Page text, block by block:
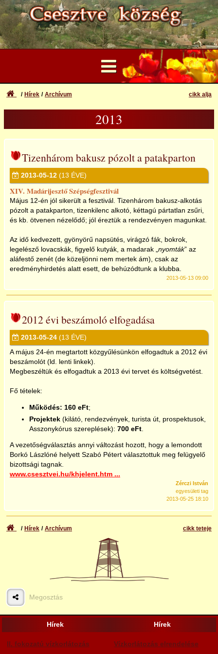
...
2014
2015
2016
2018
2020
2021
2022
2023
2024
Felhasználói Fiók
Elfelejtett azonosító vagy jelszó
Regisztráció
cikk alja
Hírek Archívum
2013
Tizenhárom bakusz pózolt a patakparton
2013-05-12 (13 ÉVE)
XIV. Madárijesztő Szépségfesztivál
Május 12-én jól sikerült a fesztivál. Tizenhárom bakusz-alkotás
pózolt a patakparton, tizenkilenc alkotó, kéttagú pártatlan zsűri,
és kb. ötvenen nézelődő; jól éreztük a rendezvényen magunkat.
Az idő kedvezett, gyönyörű napsütés, virágzó fák, bokrok,
legelésző lovacskák, figyelő kutyák, a madarak „nyomták” az
aláfestő zenét (de közeljönni nem mertek ám), csak az
eredményhirdetés alatt esett, de behúzódtunk a klubba.
2013-05-13 09:00
2012 évi beszámoló elfogadása
2013-05-24 (13 ÉVE)
A május 24-én megtartott közgyűlésünkön elfogadtuk a 2012 évi
beszámolót (ld. lenti linkek).
Megbeszéltük és elfogadtuk a 2013 évi tervet és költségvetést.
Fő tételek:
Működés: 160 eFt;
Projektek (kilátó, rendezvények, turista út, prospektusok,
Asszonykórus szereplések): 700 eFt
A vezetőségválasztás annyi változást hozott, hogy a lemondott
Borkó Lászlóné helyett Szabó Pétert választottuk meg felügyelő
bizottsági tagnak.
www.csesztvei.hu/khjelent.htm ...
Zérczi István
egyesületi tag
2013-05-25 18:10
cikk teteje
Hírek Archívum
Megosztás
Hírek
II. fokozatú vízkorlátozás
Hírek
Vízkorlátozás elrendelése